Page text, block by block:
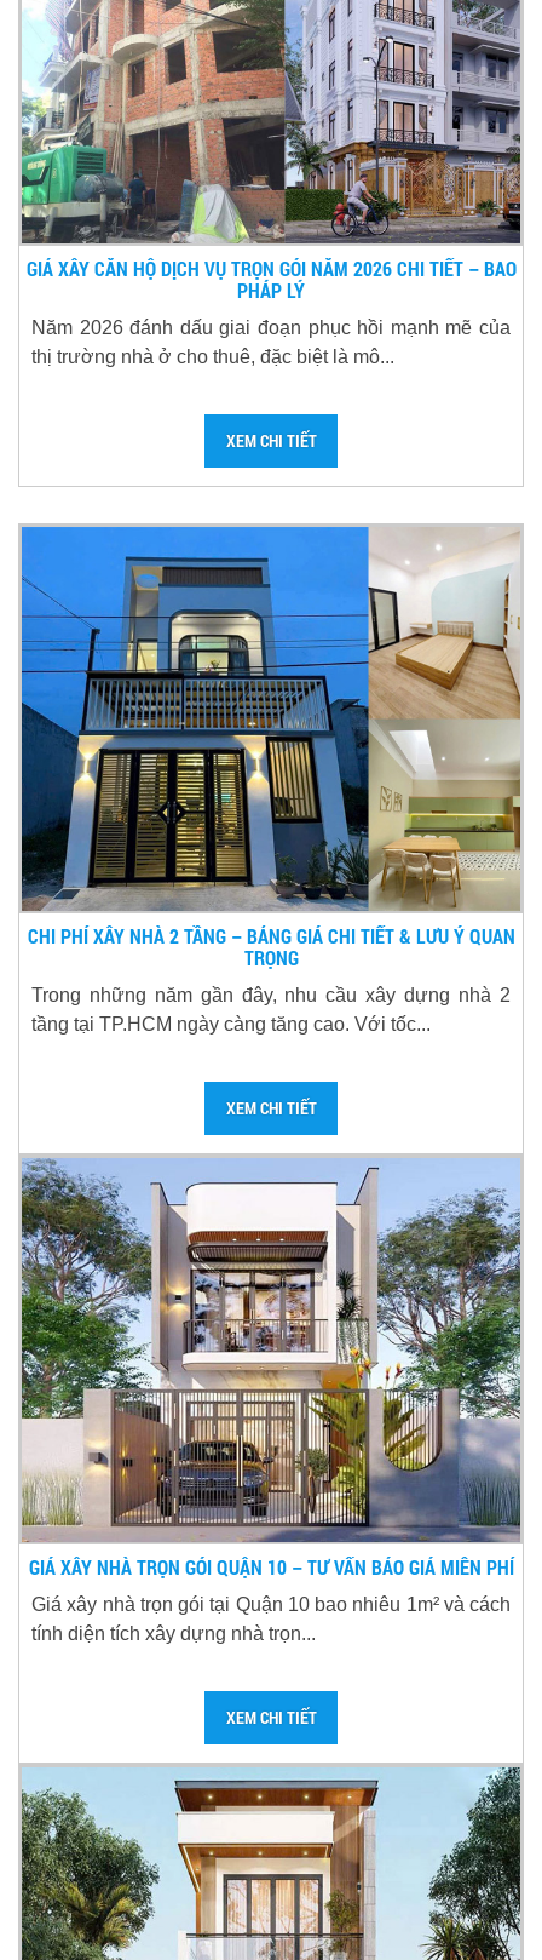
GIÁ XÂY CĂN HỘ DỊCH VỤ TRỌN GÓI NĂM 2026 CHI TIẾT – BAO
PHÁP LÝ
Năm 2026 đánh dấu giai đoạn phục hồi mạnh mẽ của
thị trường nhà ở cho thuê, đặc biệt là mô...
XEM CHI TIẾT
CHI PHÍ XÂY NHÀ 2 TẦNG – BẢNG GIÁ CHI TIẾT & LƯU Ý QUAN
TRỌNG
Trong những năm gần đây, nhu cầu xây dựng nhà 2
tầng tại TP.HCM ngày càng tăng cao. Với tốc...
XEM CHI TIẾT
GIÁ XÂY NHÀ TRỌN GÓI QUẬN 10 – TƯ VẤN BÁO GIÁ MIỄN PHÍ
Giá xây nhà trọn gói tại Quận 10 bao nhiêu 1m² và cách
tính diện tích xây dựng nhà trọn...
XEM CHI TIẾT